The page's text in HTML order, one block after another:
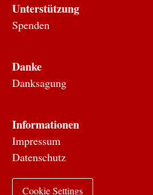
Unterstützung
Spenden
Danke
Danksagung
Informationen
Impressum
Datenschutz
Cookie Settings